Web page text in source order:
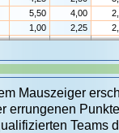
5,50 4,00
1,00 2,25
Mauszeiger
errungenen
Teams